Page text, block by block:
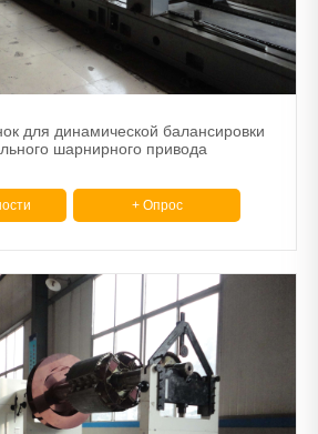
для динамической балансировки
шарнирного привода
+ Опрос